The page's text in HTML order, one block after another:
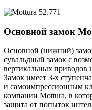
Основной замок
Основной (нижний)
сувальдный замок с
вертикальных приводов
Замок имеет 3-х
и самоимпрессионным
компании Mottura, в
защита от попыток